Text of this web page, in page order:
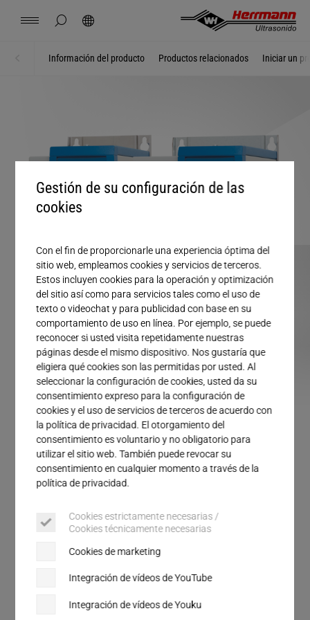
Gestión de su configuración de las
cookies
Con el fin de proporcionarle una experiencia óptima del
sitio web, empleamos cookies y servicios de terceros.
Estos incluyen cookies para la operación y optimización
del sitio así como para servicios tales como el uso de
texto o videochat y para publicidad con base en su
comportamiento de uso en línea. Por ejemplo, se puede
reconocer si usted visita repetidamente nuestras
páginas desde el mismo dispositivo. Nos gustaría que
eligiera qué cookies son las permitidas por usted. Al
seleccionar la configuración de cookies, usted da su
consentimiento expreso para la configuración de
cookies y el uso de servicios de terceros de acuerdo con
la política de privacidad. El otorgamiento del
consentimiento es voluntario y no obligatorio para
utilizar el sitio web. También puede revocar su
consentimiento en cualquier momento a través de la
política de privacidad.
Cookies estrictamente necesarias /
Cookies técnicamente necesarias
Cookies de marketing
Integración de vídeos de YouTube
Integración de vídeos de Youku
ocultar búsqueda de página
Soluciones por segmento
Soldadura con ultrasonido
Empresa
Servicio
Contacto Lugares Noticias Empleo Descargas
Información del producto Productos relacionados Iniciar un
GENERADOR DE ULTRASONIDO
ULTRAMETAL digital
Generadores de ultrasonido para aplicaciones
Resistentes
Poderosos